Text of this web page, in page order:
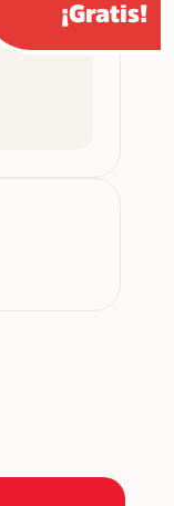
¡Gratis!